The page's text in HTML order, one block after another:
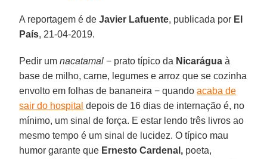
A reportagem é de Javier Lafuente, publicada por El
País, 21-04-2019.
Pedir umnacatamal − prato típico da Nicarágua à
base de milho, carne, legumes e arroz que se cozinha
envolto em folhas de bananeira − quandoacaba de
sair do hospital depois de 16 dias de internação é, no
mínimo, um sinal de força. E estar lendo três livros ao
mesmo tempo é um sinal de lucidez. O típico mau
humor garante que Ernesto Cardenal, poeta,